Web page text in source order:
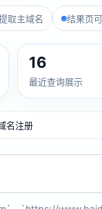
取主域名 结果页
16
最近查询展示
名注册